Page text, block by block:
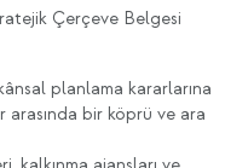
Çerçeve Belgesi
planlama kararlarına
bir köprü ve ara